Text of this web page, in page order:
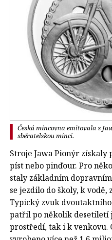
Česká mincovna emitovala s
sběratelskou minci.
Stroje Jawa Pionýr
píst nebo pinďour. Pro
staly základním
se jezdilo do školy, k
Typický zvuk
patřil po několik desetiletí
prostředí, tak i k venkovu.